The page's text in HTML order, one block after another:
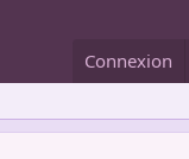
Connexion